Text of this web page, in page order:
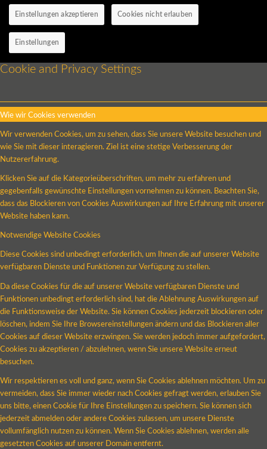
Einstellungen akzeptieren Cookies nicht erlauben
Einstellungen
Cookie and Privacy Settings
Wie wir Cookies verwenden
Wir verwenden Cookies, um zu sehen, dass Sie unsere Website besuchen und
wie Sie mit dieser interagieren. Ziel ist eine stetige Verbesserung der
Nutzererfahrung.
Klicken Sie auf die Kategorieüberschriften, um mehr zu erfahren und
gegebenfalls gewünschte Einstellungen vornehmen zu können. Beachten Sie,
dass das Blockieren von Cookies Auswirkungen auf Ihre Erfahrung mit unserer
Website haben kann.
Notwendige Website Cookies
Diese Cookies sind unbedingt erforderlich, um Ihnen die auf unserer Website
verfügbaren Dienste und Funktionen zur Verfügung zu stellen.
Da diese Cookies für die auf unserer Website verfügbaren Dienste und
Funktionen unbedingt erforderlich sind, hat die Ablehnung Auswirkungen auf
die Funktionsweise der Website. Sie können Cookies jederzeit blockieren oder
löschen, indem Sie Ihre Browsereinstellungen ändern und das Blockieren aller
Cookies auf dieser Website erzwingen. Sie werden jedoch immer aufgefordert,
Cookies zu akzeptieren / abzulehnen, wenn Sie unsere Website erneut
besuchen.
Wir respektieren es voll und ganz, wenn Sie Cookies ablehnen möchten. Um zu
vermeiden, dass Sie immer wieder nach Cookies gefragt werden, erlauben Sie
uns bitte, einen Cookie für Ihre Einstellungen zu speichern. Sie können sich
jederzeit abmelden oder andere Cookies zulassen, um unsere Dienste
vollumfänglich nutzen zu können. Wenn Sie Cookies ablehnen, werden alle
gesetzten Cookies auf unserer Domain entfernt.